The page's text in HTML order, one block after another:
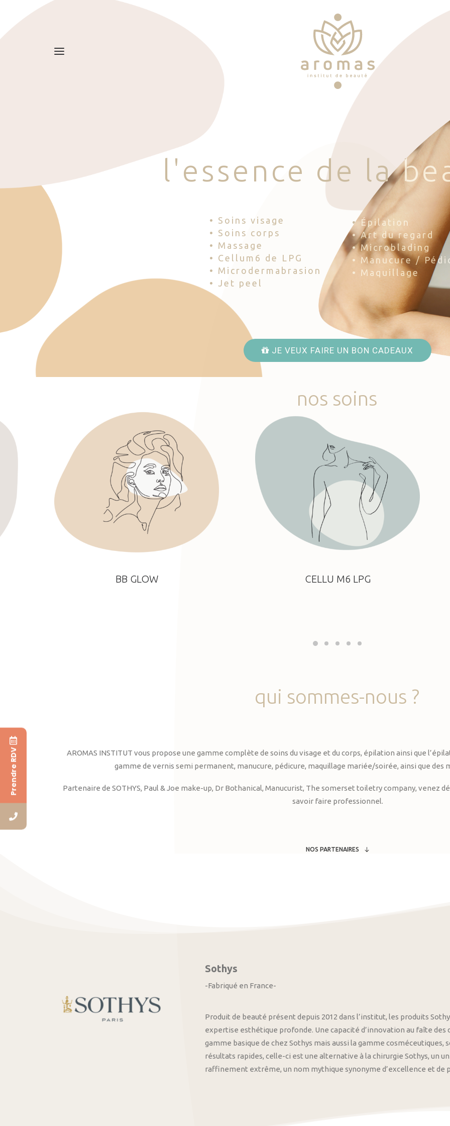
l 'esse nce d e la be
• Soins visage
• Soins corps
• Massage
• Cellum6 de LPG
• Microdermabrasion
• Jet peel
• Épilation
• Art du regard
• Microblading
• Manucure /
• Maquillage
JE VEUX FAIRE UN BON CADEAUX
nos soins
BB GLOW CELLU M6 LPG
qui sommes-nous ?
AROMAS INSTITUT vous propose une gamme complète de soins du visage et du corps, épilation ainsi que
gamme de vernis semi permanent, manucure, pédicure, maquillage mariée/soirée, ainsi que des
Partenaire de SOTHYS, Paul & Joe make-up, Dr Bothanical, Manucurist, The somerset toiletry company, venez
savoir faire professionnel.
NOS PARTENAIRES
Sothys
-Fabriqué en France-
Produit de beauté présent depuis 2012 dans l’institut, les produits
expertise esthétique profonde. Une capacité d’innovation au faîte
gamme basique de chez Sothys mais aussi la gamme
résultats rapides, celle-ci est une alternative à la chirurgie Sothys, un
raffinement extrême, un nom mythique synonyme d’excellence et de
Prendre RDV